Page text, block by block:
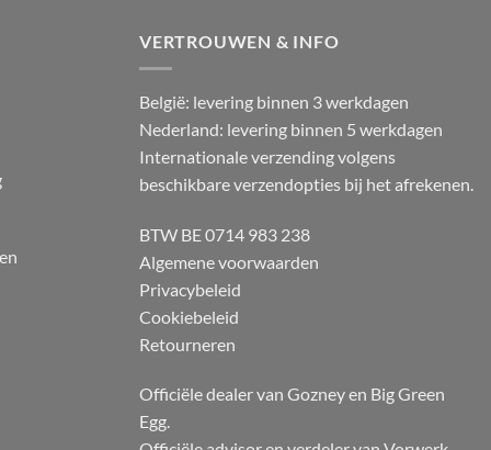
VERTROUWEN & INFO
België: levering binnen 3 werkdagen
Nederland: levering binnen 5 werkdagen
Internationale verzending volgens
beschikbare verzendopties bij het afrekenen.
BTW BE 0714 983 238
Algemene voorwaarden
Privacybeleid
Cookiebeleid
Retourneren
Officiële dealer van Gozney en Big Green
Egg.